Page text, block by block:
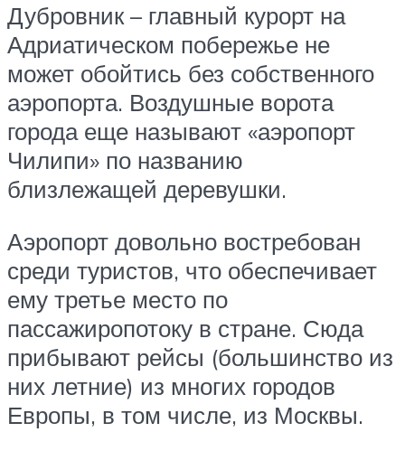
Дубровник – главный курорт на
Адриатическом побережье не
может обойтись без собственного
аэропорта. Воздушные ворота
города еще называют «аэропорт
Чилипи» по названию
близлежащей деревушки.
Аэропорт довольно востребован
среди туристов, что обеспечивает
ему третье место по
пассажиропотоку в стране. Сюда
прибывают рейсы (большинство из
них летние) из многих городов
Европы, в том числе, из Москвы.